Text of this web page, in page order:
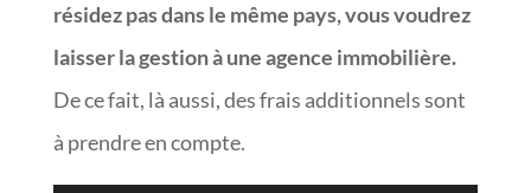
résidez pas dans le même pays, vous voudrez
laisser la gestion à une agence immobilière.
De ce fait, là aussi, des frais additionnels sont
à prendre en compte.